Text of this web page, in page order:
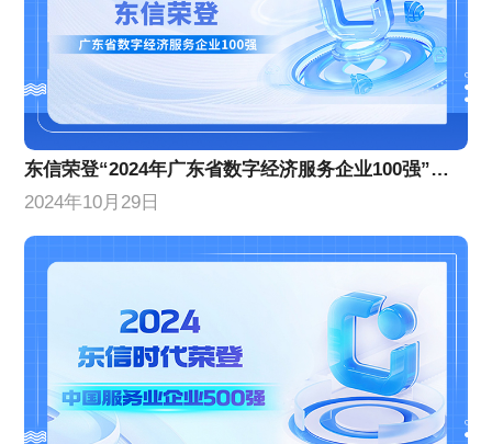
东信荣登“2024年广东省数字经济服务企业100强”榜单，位列第10名！
2024年10月29日